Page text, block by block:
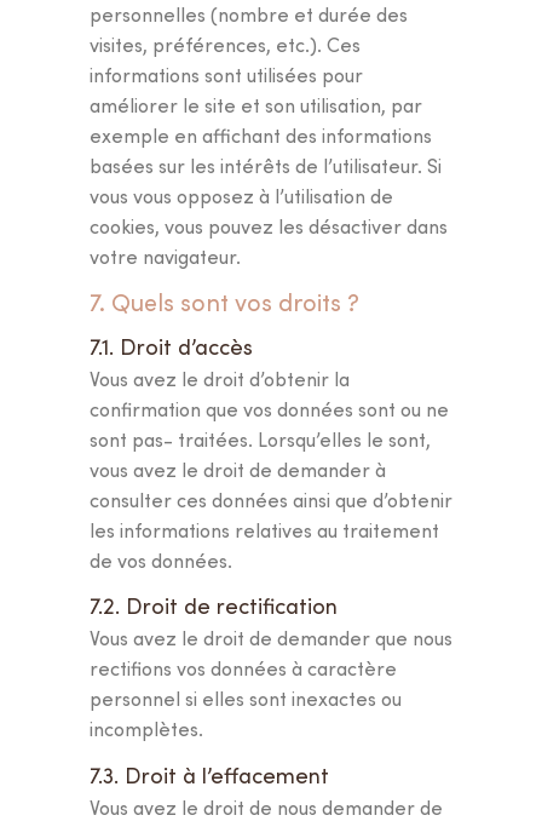
personnelles (nombre et durée des
visites, préférences, etc.). Ces
informations sont utilisées pour
améliorer le site et son utilisation, par
exemple en affichant des informations
basées sur les intérêts de l’utilisateur. Si
vous vous opposez à l’utilisation de
cookies, vous pouvez les désactiver dans
votre navigateur.
7. Quels sont vos droits ?
7.1. Droit d’accès
Vous avez le droit d’obtenir la
confirmation que vos données sont ou ne
sont pas- traitées. Lorsqu’elles le sont,
vous avez le droit de demander à
consulter ces données ainsi que d’obtenir
les informations relatives au traitement
de vos données.
7.2. Droit de rectification
Vous avez le droit de demander que nous
rectifions vos données à caractère
personnel si elles sont inexactes ou
incomplètes.
7.3. Droit à l’effacement
Vous avez le droit de nous demander de